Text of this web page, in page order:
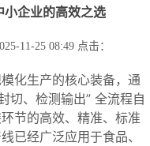
小企业的高效之选
11-25 08:49 点击：
化生产的核心装备，通
切、检测输出” 全流程自
节的高效、精准、标准
已经广泛应用于食品、